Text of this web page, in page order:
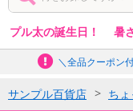
プル太の誕生日！ 暑
＼全品クーポン
サンプル百貨店 ち